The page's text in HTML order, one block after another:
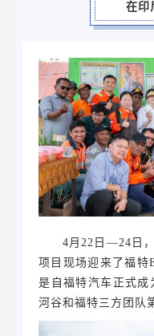
在印
4月22日—24日
项目现场迎来了福特
是自福特汽车正式
河谷和福特三方团队